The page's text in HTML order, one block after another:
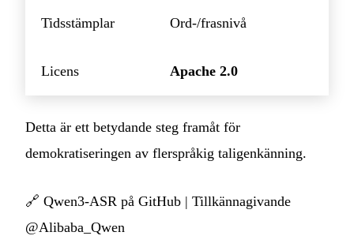
Tidsstämplar Ord-/frasnivå
Licens Apache 2.0
Detta är ett betydande steg framåt för
demokratiseringen av flerspråkig taligenkänning.
🔗 Qwen3-ASR på GitHub | Tillkännagivande
@Alibaba_Qwen